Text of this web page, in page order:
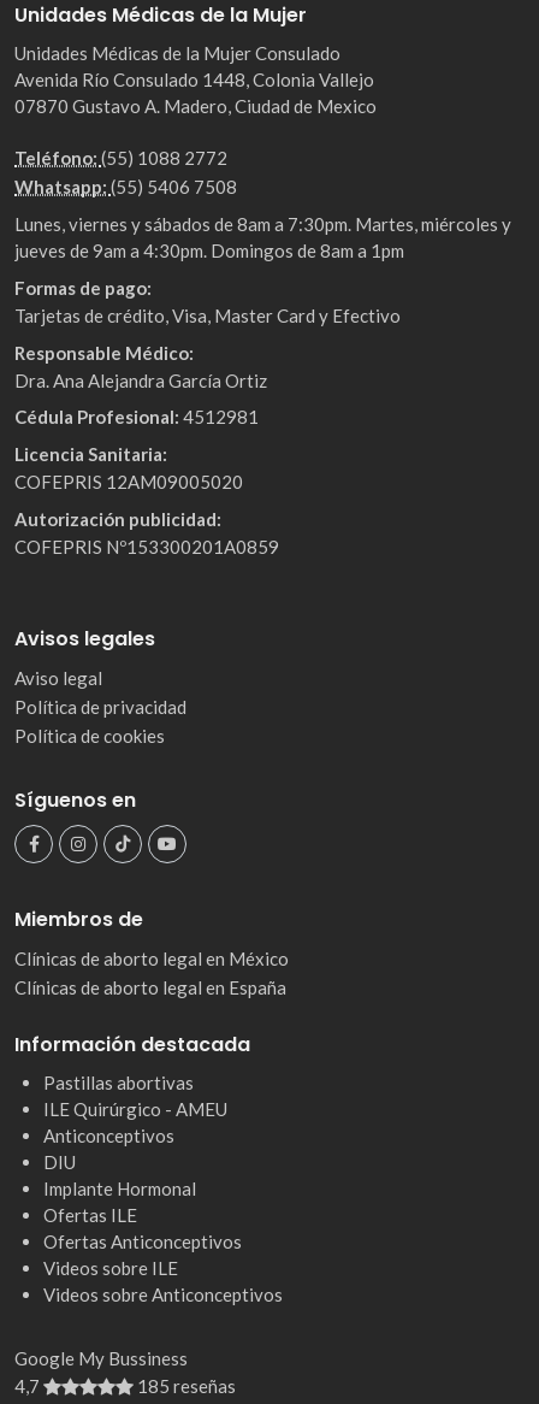
Unidades Médicas de la Mujer
Unidades Médicas de la Mujer Consulado
Avenida Río Consulado 1448, Colonia Vallejo
07870 Gustavo A. Madero, Ciudad de Mexico
Teléfono: (55) 1088 2772
Whatsapp: (55) 5406 7508
Lunes, viernes y sábados de 8am a 7:30pm. Martes, miércoles y
jueves de 9am a 4:30pm. Domingos de 8am a 1pm
Formas de pago:
Tarjetas de crédito, Visa, Master Card y Efectivo
Responsable Médico:
Dra. Ana Alejandra García Ortiz
Cédula Profesional: 4512981
Licencia Sanitaria:
COFEPRIS 12AM09005020
Autorización publicidad:
COFEPRIS Nº153300201A0859
Avisos legales
Aviso legal
Política de privacidad
Política de cookies
Síguenos en
Miembros de
Clínicas de aborto legal en México
Clínicas de aborto legal en España
Información destacada
Pastillas abortivas
ILE Quirúrgico - AMEU
Anticonceptivos
DIU
Implante Hormonal
Ofertas ILE
Ofertas Anticonceptivos
Videos sobre ILE
Videos sobre Anticonceptivos
Google My Bussiness
4,7
185 reseñas